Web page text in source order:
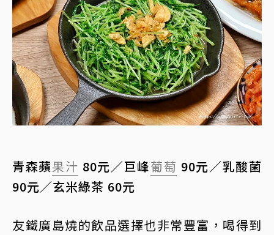
青森蘋果汁 80元／巨峰葡萄 90元／乳酸菌
90元／玄米綠茶 60元
友鐵廣島燒的飲品選擇也非常豐富，喝得到